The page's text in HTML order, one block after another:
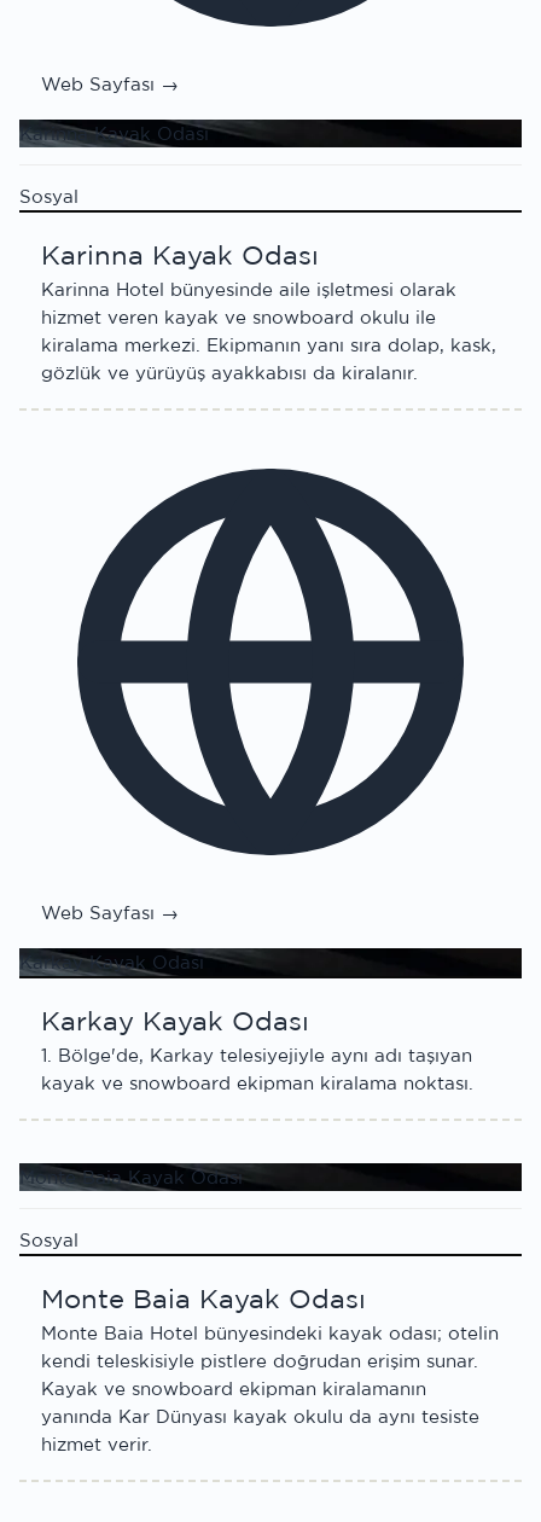
Web Sayfası →
Karinna Kayak Odası
Sosyal
Karinna Kayak Odası
Karinna Hotel bünyesinde aile işletmesi olarak
hizmet veren kayak ve snowboard okulu ile
kiralama merkezi. Ekipmanın yanı sıra dolap, kask,
gözlük ve yürüyüş ayakkabısı da kiralanır.
Web Sayfası →
Karkay Kayak Odası
Karkay Kayak Odası
1. Bölge'de, Karkay telesiyejiyle aynı adı taşıyan
kayak ve snowboard ekipman kiralama noktası.
Monte Baia Kayak Odası
Sosyal
Monte Baia Kayak Odası
Monte Baia Hotel bünyesindeki kayak odası; otelin
kendi teleskisiyle pistlere doğrudan erişim sunar.
Kayak ve snowboard ekipman kiralamanın
yanında Kar Dünyası kayak okulu da aynı tesiste
hizmet verir.